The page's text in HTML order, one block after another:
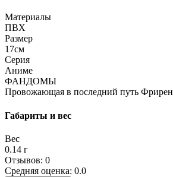
Материалы
ПВХ
Размер
17см
Серия
Аниме
ФАНДОМЫ
Провожающая в последний путь Фрирен
Габариты и вес
Вес
0.14 г
Отзывов: 0
Средняя оценка: 0.0